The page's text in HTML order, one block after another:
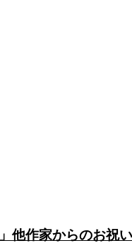
他作家からのお祝